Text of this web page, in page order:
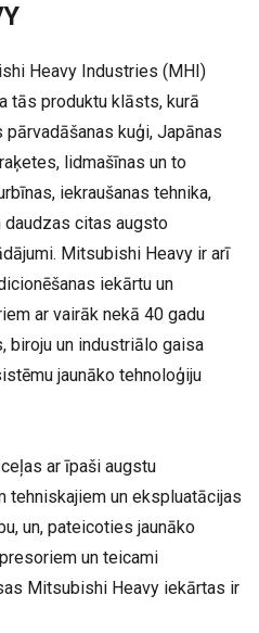
Heavy Industries (MHI)
tās produktu klāsts, kurā
kuģi, Japānas
lidmašīnas un to
iekraušanas tehnika,
daudzas citas augsto
Mitsubishi Heavy ir arī
iekārtu un
ar vairāk nekā 40 gadu
biroju un industriālo gaisa
jaunāko tehnoloģiju
ar īpaši augstu
un ekspluatācijas
un, pateicoties jaunāko
un teicami
Mitsubishi Heavy iekārtas ir